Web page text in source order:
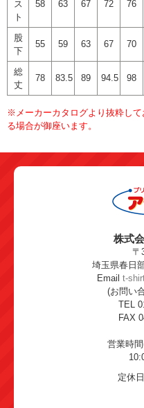
ス
ト
58
63
67
72
76
股
下
55 59 63 67 70
総
丈
78 83.5 89 94.5 98
※メーカーカタログより抜粋し
る場合が御座います。
株式
〒
埼玉県春日
Email t-
(お問い
TEL
FAX
営業時
定休